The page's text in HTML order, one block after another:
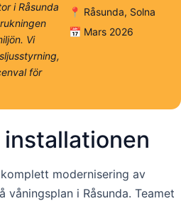
i Råsunda
Vi
för
📍 Råsunda, Solna
📅 Mars 2026
modernisering av
våningsplan i Råsunda. Teamet